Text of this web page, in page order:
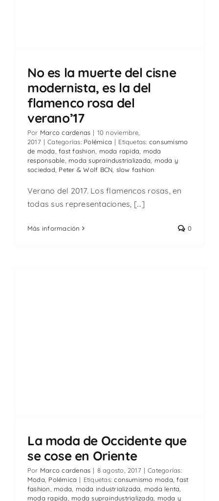
No es la muerte del cisne
modernista, es la del
flamenco rosa del
verano’17
Por Marco cardenas | 10 noviembre,
2017 | Categorías: Polémica | Etiquetas: consumismo
de moda ,fast fashion moda rapida
moda
responsable moda supraindustrializada
moda y
sociedad Peter & Wolf BCN slow fashion
Verano del 2017. Los flamencos rosas, en
todas sus representaciones, [...]
Más información 0
La moda de Occidente que
se cose en Oriente
Por Marco cardenas | 8 agosto, 2017 | Categorías:
Moda, Polémica | Etiquetas:consumismo moda,fast
fashion, moda, moda industrializada, moda lenta,
moda rapida, moda supraindustrializada, moda y